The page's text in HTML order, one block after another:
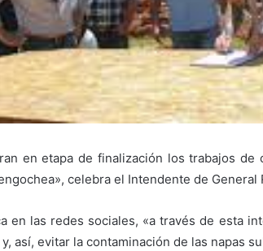
en etapa de finalización los trabajos
celebra el Intendente de General
en las redes sociales, «a través de esta
así, evitar la contaminación de las napas